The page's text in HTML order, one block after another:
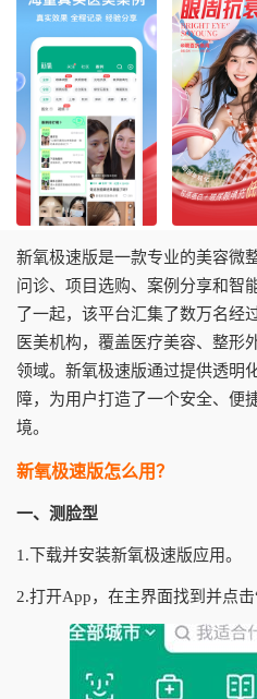
新氧极速版是一款专业的美容微
问诊、项目选购、案例分享和智
了一起，该平台汇集了数万名经
医美机构，覆盖医疗美容、整形
领域。新氧极速版通过提供透明
障，为用户打造了一个安全、便
境。
新氧极速版怎么用？
一、测脸型
1.下载并安装新氧极速版应用。
2.打开App，在主界面找到并点击